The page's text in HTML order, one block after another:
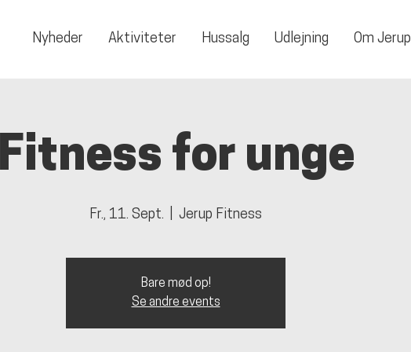
Nyheder Aktiviteter Hussalg Udlejning Om Jerup
Fitness for unge
Fr., 11. Sept. Jerup Fitness
Bare mød op!
Se andre events